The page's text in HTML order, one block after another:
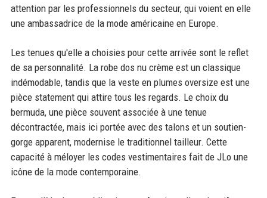
attention par les professionnels du secteur, qui voient en elle
une ambassadrice de la mode américaine en Europe.
Les tenues qu'elle a choisies pour cette arrivée sont le reflet
de sa personnalité. La robe dos nu crème est un classique
indémodable, tandis que la veste en plumes oversize est une
pièce statement qui attire tous les regards. Le choix du
bermuda, une pièce souvent associée à une tenue
décontractée, mais ici portée avec des talons et un soutien-
gorge apparent, modernise le traditionnel tailleur. Cette
capacité à méloyer les codes vestimentaires fait de JLo une
icône de la mode contemporaine.